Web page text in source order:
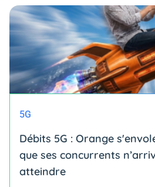
5G
Débits 5G : Orange
que ses concurrents
atteindre